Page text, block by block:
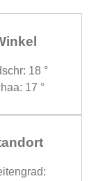
18 °
17 °